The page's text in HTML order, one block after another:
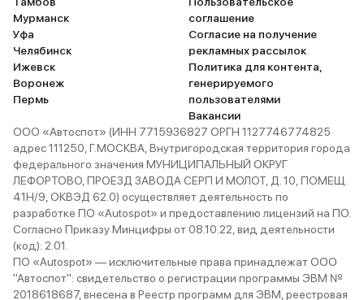
Мурманск
Уфа
Челябинск
Ижевск
Воронеж
Пермь
соглашение
Согласие на получение
рекламных рассылок
Политика для контента,
генерируемого
пользователями
Вакансии
ООО «Автоспот» (ИНН 7715936827 ОРГН 1127746774825
адрес 111250, Г.МОСКВА, Внутригородская территория города
федерального значения МУНИЦИПАЛЬНЫЙ ОКРУГ
ЛЕФОРТОВО, ПРОЕЗД ЗАВОДА СЕРП И МОЛОТ, Д. 10, ПОМЕЩ.
41Н/9, ОКВЭД 62.0) осуществляет деятельность по
разработке ПО «Autospot» и предоставлению лицензий на ПО.
Согласно Приказу Минцифры от 08.10.22, вид деятельности
(код): 2.01.
ПО «Autospot» — исключительные права принадлежат ООО
"Автоспот": свидетельство о регистрации программы ЭВМ №
2018618687, внесена в Реестр программ для ЭВМ, реестровая